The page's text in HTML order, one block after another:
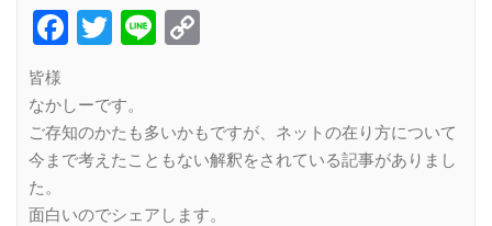
Facebook
Twitter
Line
皆様
なかしーです。
ご存知のかたも多いかもですが、ネットの在り方について
今まで考えたこともない解釈をされている記事がありまし
た。
面白いのでシェアします。